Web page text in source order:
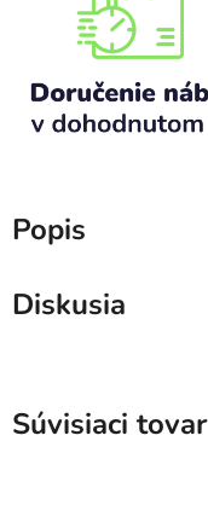
Popis
Diskusia
Súvisiaci tovar